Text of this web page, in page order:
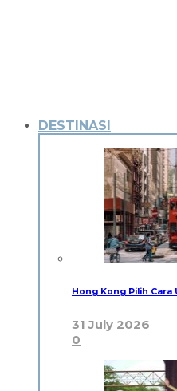
DESTINASI
Hong Kong Pilih
31 July 2026
0